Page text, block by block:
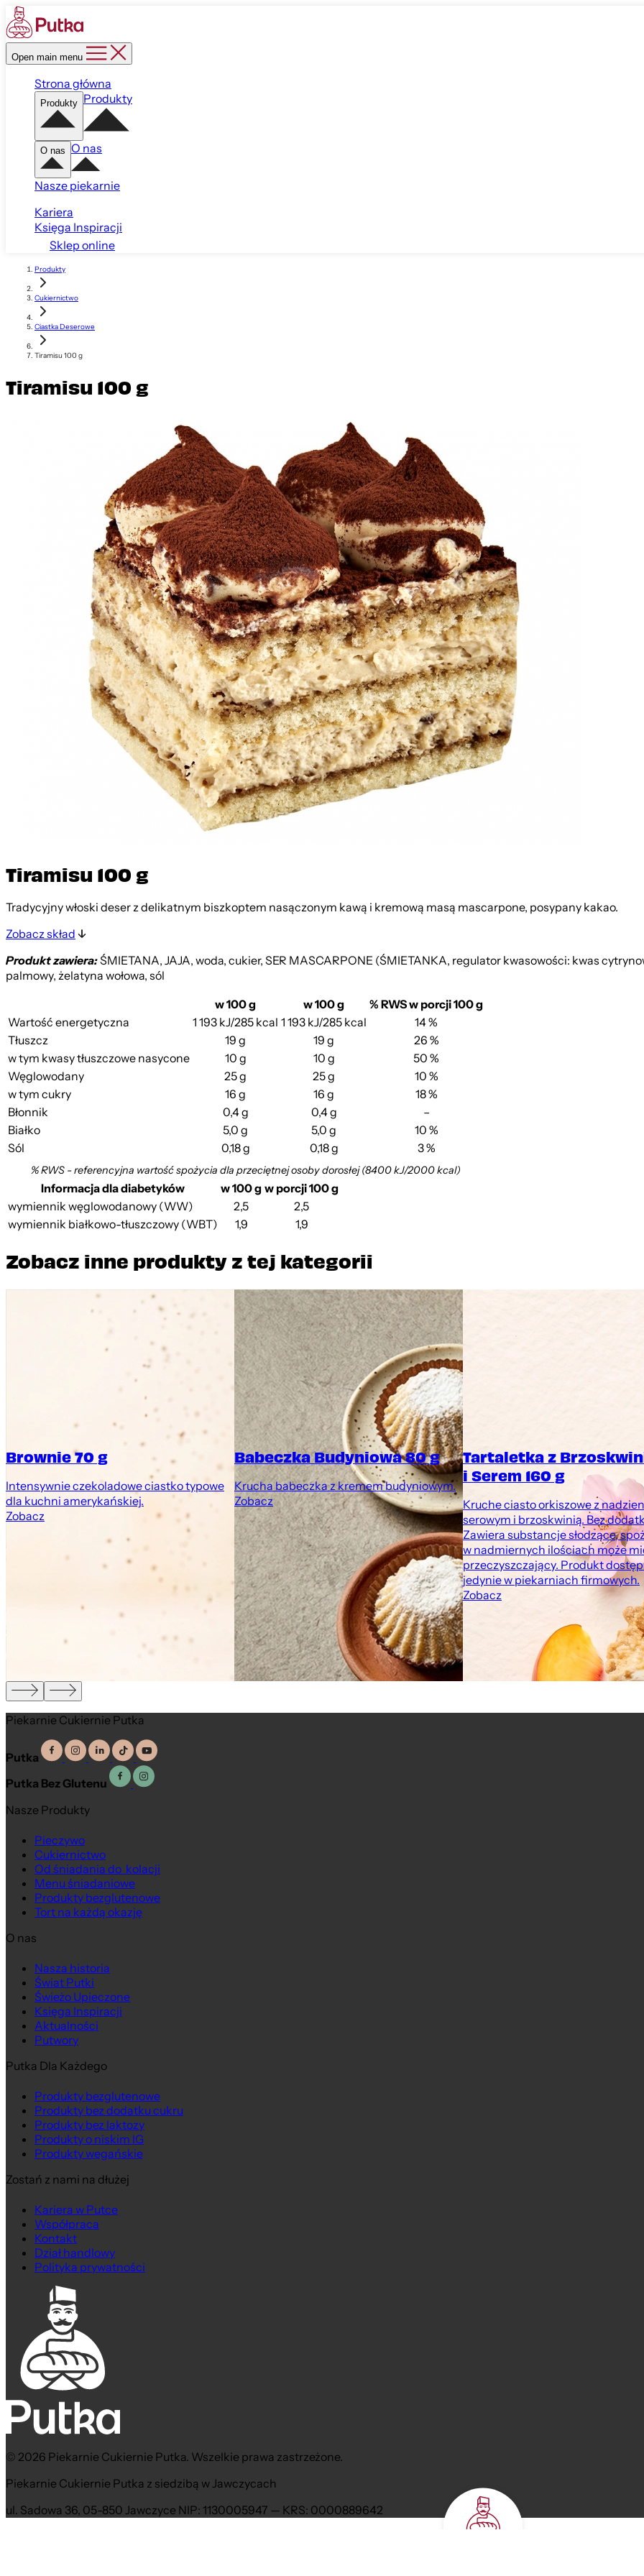
Open main menu
Strona główna
Produkty Produkty
O nas O nas
Nasze piekarnie
Kariera
Księga Inspiracji
Sklep online
Produkty
Cukiernictwo
Ciastka Deserowe
Tiramisu 100 g
Tiramisu 100 g
Tiramisu 100 g
Tradycyjny włoski deser z delikatnym biszkoptem nasączonym kawą i kremową masą mascarpone, posypany kakao.
Zobacz skład
Produkt zawiera:ŚMIETANA, JAJA, woda, cukier, SER MASCARPONE (ŚMIETANKA, regulator kwasowości: kwas
palmowy, żelatyna wołowa, sól
w 100 g
w 100 g
% RWS w porcji 100 g
Wartość energetyczna
1 193 kJ/285 kcal 1 193 kJ/285 kcal
14 %
Tłuszcz
19 g 19 g
26 %
w tym kwasy tłuszczowe nasycone
10 g 10 g
50 %
Węglowodany
25 g 25 g
10 %
w tym cukry
16 g 16 g
18 %
Błonnik
0,4 g 0,4 g
–
Białko
5,0 g 5,0 g
10 %
Sól
0,18 g 0,18 g 3 %
% RWS - referencyjna wartość spożycia dla przeciętnej osoby dorosłej (8400 kJ/2000 kcal)
Informacja dla diabetyków w 100 gw porcji 100 g
wymiennik węglowodanowy (WW)
2,5
2,5
wymiennik białkowo-tłuszczowy (WBT)
1,9 1,9
Zobacz inne produkty z tej kategorii
Brownie 70 g
Intensywnie czekoladowe ciastko typowe
dla kuchni amerykańskiej.
Zobacz
Babeczka Budyniowa 80 g
Krucha babeczka z kremem budyniowym.
Zobacz
Tartaletka z
i Serem 160 g
Kruche ciasto orkiszowe z
serowym i brzoskwinią. Bez
Zawiera substancje słodzące,
w nadmiernych ilościach może
przeczyszczający. Produkt
jedynie w piekarniach firmowych.
Zobacz
Piekarnie Cukiernie Putka
Putka
Putka Bez Glutenu
Nasze Produkty
Pieczywo
Cukiernictwo
Od śniadania do kolacji
Menu śniadaniowe
Produkty bezglutenowe
Tort na każdą okazję
O nas
Nasza historia
Świat Putki
Świeżo Upieczone
Księga Inspiracji
Aktualności
Putwory
Putka Dla Każdego
Produkty bezglutenowe
Produkty bez dodatku cukru
Produkty bez laktozy
Produkty o niskim IG
Produkty wegańskie
Zostań z nami na dłużej
Kariera w Putce
Współpraca
Kontakt
Dział handlowy
Polityka prywatności
© 2026 Piekarnie Cukiernie Putka. Wszelkie prawa zastrzeżone.
Piekarnie Cukiernie Putka z siedzibą w Jawczycach
ul. Sadowa 36, 05-850 Jawczyce NIP: 1130005947 — KRS: 0000889642